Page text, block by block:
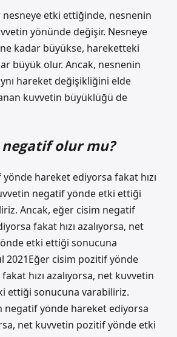
etki ettiğinde, nesnenin
yönünde değişir. Nesneye
kadar büyükse, hareketteki
büyük olur. Ancak, nesnenin
hareket değişikliğini elde
kuvvetin büyüklüğü de
olur mu?
hareket ediyorsa fakat hızı
negatif yönde etki ettiği
Ancak, eğer cisim negatif
fakat hızı azalıyorsa, net
etki ettiği sonucuna
2021Eğer cisim pozitif yönde
hızı azalıyorsa, net kuvvetin
ettiği sonucuna varabiliriz.
negatif yönde hareket ediyorsa
net kuvvetin pozitif yönde etki